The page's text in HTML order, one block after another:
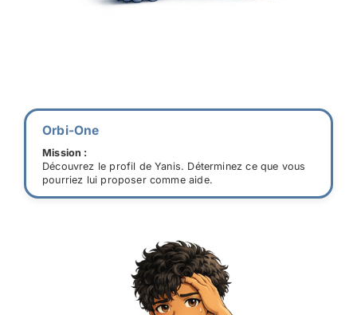
Orbi-One
Mission :
Découvrez le profil de Yanis. Déterminez ce que vous
pourriez lui proposer comme aide.